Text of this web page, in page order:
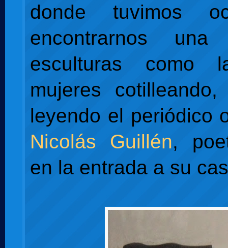
donde tuvimos
encontrarnos
esculturas
mujeres
leyendo el periódico
Nicolás Guillén,
en la entrada a su